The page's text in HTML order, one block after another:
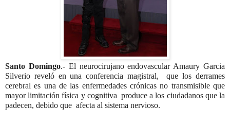
Santo Domingo.- El neurocirujano endovascular Amaury Garcia
Silverio reveló en una conferencia magistral, que los derrames
cerebral es una de las enfermedades crónicas no transmisible que
mayor limitación física y cognitiva produce a los ciudadanos que la
padecen, debido que afecta al sistema nervioso.